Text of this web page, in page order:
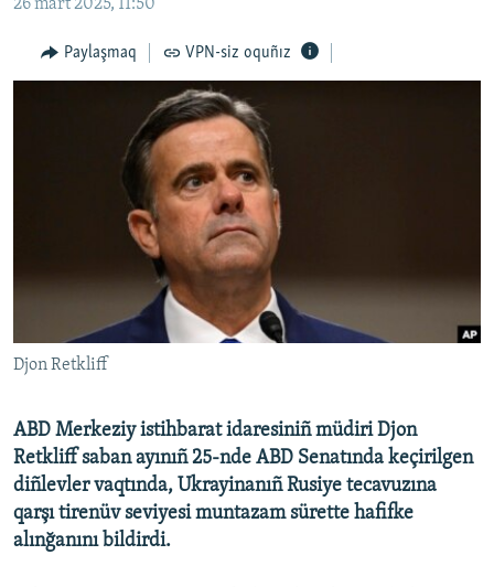
MEDENİYET
İNSAN AQLARI
QOŞULIÑIZ!
RFE/RS bütün saytları
26 mart 2025, 11:50
Paylaşmaq VPN-siz oquñız
Djon Retkliff
ABD Merkeziy istihbarat idaresiniñ müdiri Djon
Retkliff saban ayınıñ 25-nde ABD Senatında keçirilgen
diñlevler vaqtında, Ukrayinanıñ Rusiye tecavuzına
qarşı tirenüv seviyesi muntazam sürette hafifke
alınğanını bildirdi.